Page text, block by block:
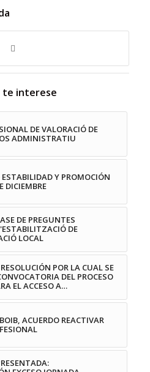
te interese
DE VALORACIÓ DE
ADMINISTRATIU
Y PROMOCIÓN
DICIEMBRE
DE PREGUNTES
DE
LOCAL
POR LA CUAL SE
DEL PROCESO
EL ACCESO A…
ACUERDO REACTIVAR